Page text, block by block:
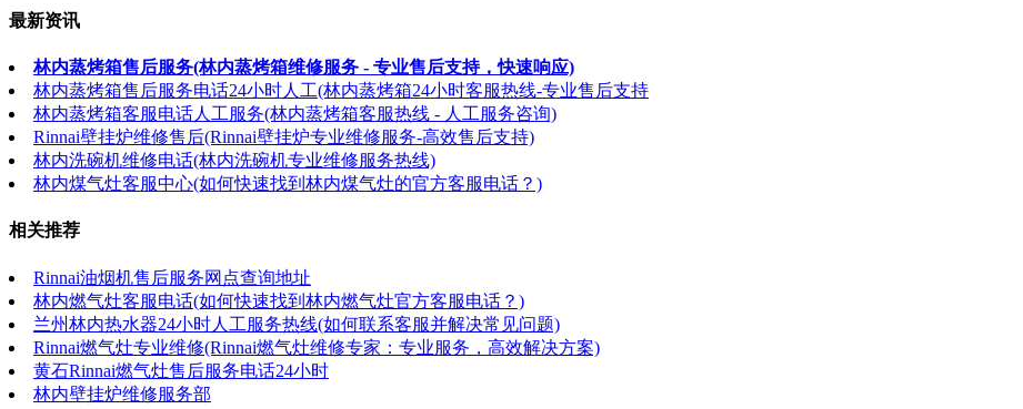
最新资讯
林内蒸烤箱售后服务(林内蒸烤箱维修服务 - 专业售后支持，快速响应)
林内蒸烤箱售后服务电话24小时人工(林内蒸烤箱24小时客服热线-专业售后支持
林内蒸烤箱客服电话人工服务(林内蒸烤箱客服热线 - 人工服务咨询)
Rinnai壁挂炉维修售后(Rinnai壁挂炉专业维修服务-高效售后支持)
林内洗碗机维修电话(林内洗碗机专业维修服务热线)
林内煤气灶客服中心(如何快速找到林内煤气灶的官方客服电话？)
相关推荐
Rinnai油烟机售后服务网点查询地址
林内燃气灶客服电话(如何快速找到林内燃气灶官方客服电话？)
兰州林内热水器24小时人工服务热线(如何联系客服并解决常见问题)
Rinnai燃气灶专业维修(Rinnai燃气灶维修专家：专业服务，高效解决方案)
黄石Rinnai燃气灶售后服务电话24小时
林内壁挂炉维修服务部